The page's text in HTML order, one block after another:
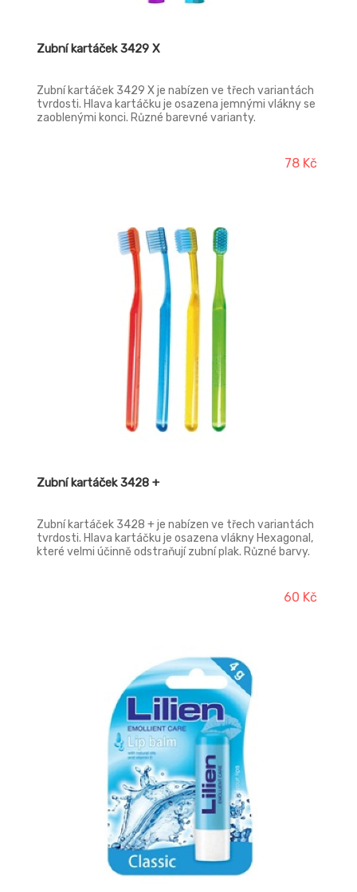
Zubní kartáček 3429 X
Zubní kartáček 3429 X je nabízen ve třech variantách
tvrdosti. Hlava kartáčku je osazena jemnými vlákny se
zaoblenými konci. Různé barevné varianty.
78 Kč
Zubní kartáček 3428 +
Zubní kartáček 3428 + je nabízen ve třech variantách
tvrdosti. Hlava kartáčku je osazena vlákny Hexagonal,
které velmi účinně odstraňují zubní plak. Různé barvy.
60 Kč